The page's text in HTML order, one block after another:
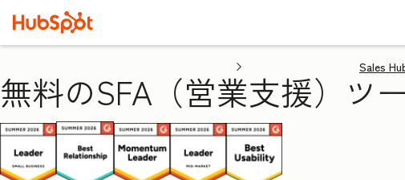
Sales
無料のSFA（営業支援）ツ